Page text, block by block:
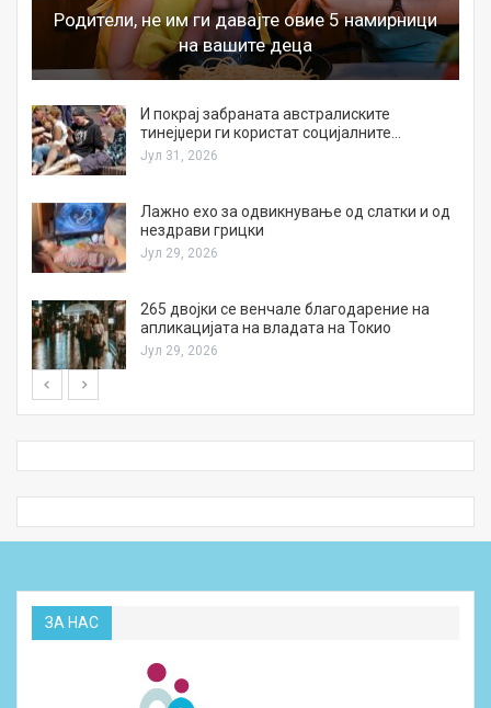
Родители, не им ги давајте овие 5 намирници
на вашите деца
И покрај забраната австралиските
тинејџери ги користат социјалните…
Јул 31, 2026
Лажно ехо за одвикнување од слатки и од
нездрави грицки
Јул 29, 2026
265 двојки се венчале благодарение на
апликацијата на владата на Токио
Јул 29, 2026
ЗА НАС